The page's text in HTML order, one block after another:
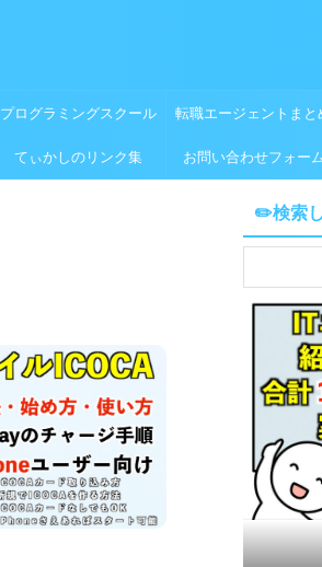
プログラミングスクール 転職エージェントまと
てぃかしのリンク集 お問い合わせフォー
✏️検索